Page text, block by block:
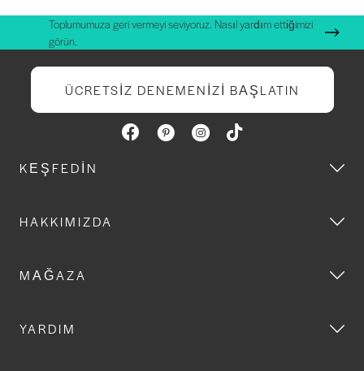
Toplumumuza geri vermeyi seviyoruz. Nasıl yardım ettiğimizi
görün.
ÜCRETSIZ DENEMENIZI BAŞLATIN
KEŞFEDIN
HAKKIMIZDA
MAĞAZA
YARDIM